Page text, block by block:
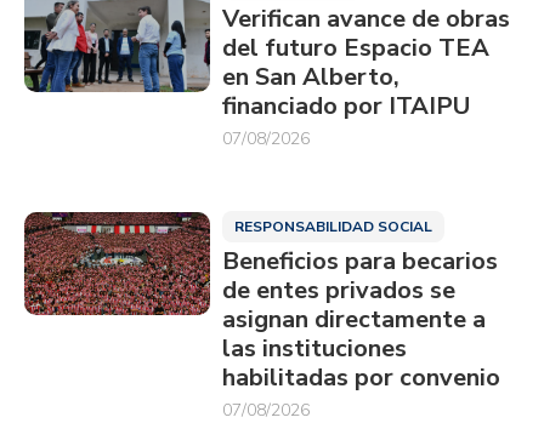
Verifican avance de obras
del futuro Espacio TEA
en San Alberto,
financiado por ITAIPU
07/08/2026
RESPONSABILIDAD SOCIAL
Beneficios para becarios
de entes privados se
asignan directamente a
las instituciones
habilitadas por convenio
07/08/2026